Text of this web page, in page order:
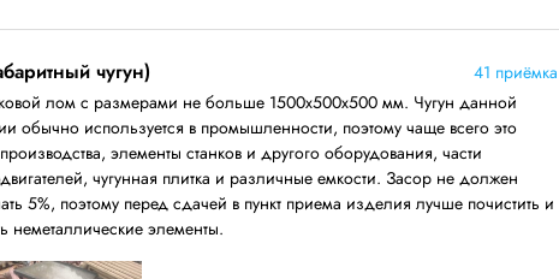
чугун)
41 приёмка
лом с размерами не больше 1500х500х500 мм. Чугун данной
обычно используется в промышленности, поэтому чаще всего это
элементы станков и другого оборудования, части
чугунная плитка и различные емкости. Засор не должен
5%, поэтому перед сдачей в пункт приема изделия лучше почистить и
неметаллические элементы.